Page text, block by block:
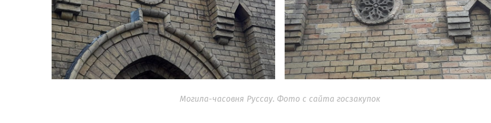
Могила-часовня Руссау. Фото с сайта госзакупок